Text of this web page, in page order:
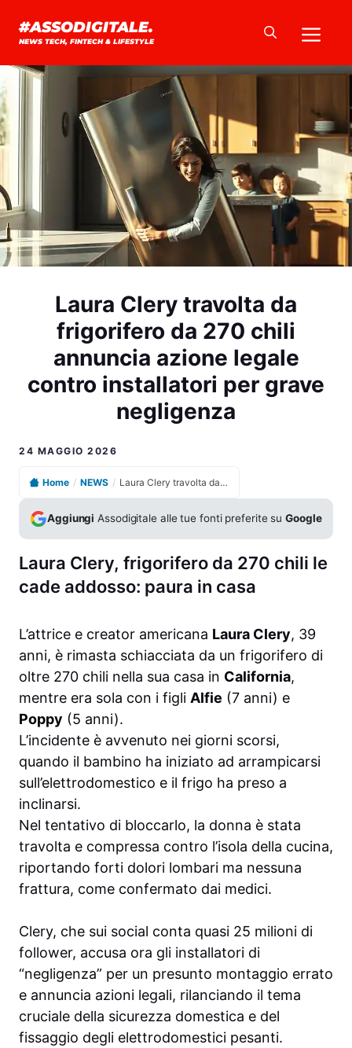
#ASSODIGITALE.
NEWS TECH, FINTECH & LIFESTYLE
Laura Clery travolta da
frigorifero da 270 chili
annuncia azione legale
contro installatori per grave
negligenza
24 MAGGIO 2026
Home / NEWS / Laura Clery travolta da frigorifero da 270 chili annuncia azione legale contro installatori per grave negligenza
Aggiungi Assodigitale alle tue fonti preferite suGoogle
Laura Clery, frigorifero da 270 chili le
cade addosso: paura in casa
L’attrice e creator americana Laura Clery, 39
anni, è rimasta schiacciata da un frigorifero di
oltre 270 chili nella sua casa in California,
mentre era sola con i figli Alfie (7 anni) e
Poppy (5 anni).
L’incidente è avvenuto nei giorni scorsi,
quando il bambino ha iniziato ad arrampicarsi
sull’elettrodomestico e il frigo ha preso a
inclinarsi.
Nel tentativo di bloccarlo, la donna è stata
travolta e compressa contro l’isola della cucina,
riportando forti dolori lombari ma nessuna
frattura, come confermato dai medici.
Clery, che sui social conta quasi 25 milioni di
follower, accusa ora gli installatori di
“negligenza” per un presunto montaggio errato
e annuncia azioni legali, rilanciando il tema
cruciale della sicurezza domestica e del
fissaggio degli elettrodomestici pesanti.